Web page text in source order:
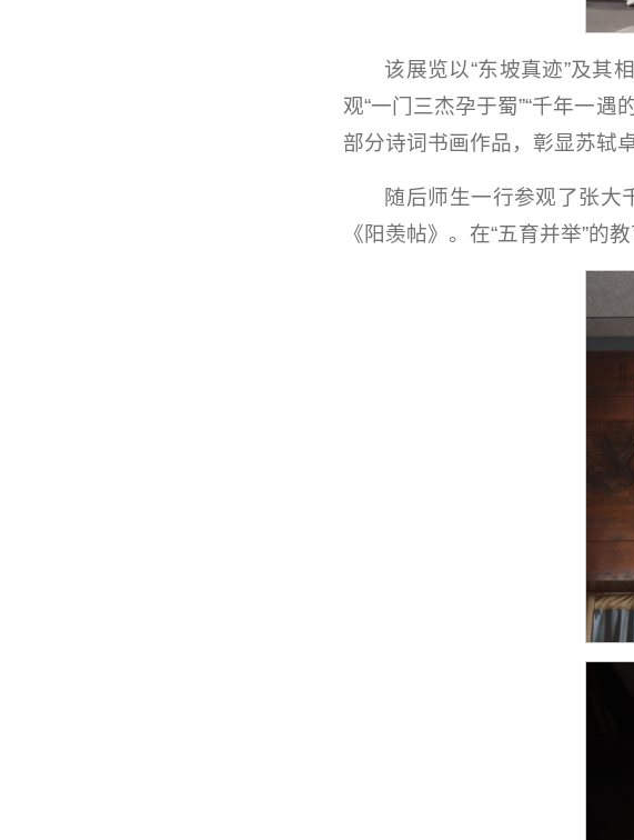
该展览以“东坡真迹”及其
观“一门三杰孕于蜀”“千年一
部分诗词书画作品，彰显苏轼
随后师生一行参观了张大
《阳羡帖》。在“五育并举”的